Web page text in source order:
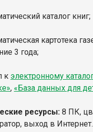
каталог книг;
картотека
3 года;
к электронному
, «База данных для
ресурсы: 8 ПК,
выход в Интернет.